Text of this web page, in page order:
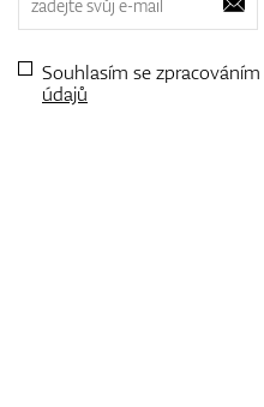
Souhlasím se zpracováním
údajů